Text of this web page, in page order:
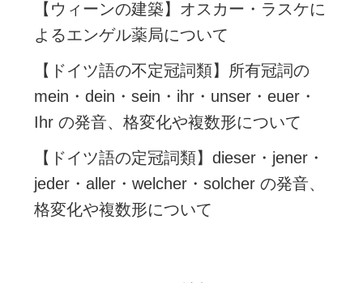
【ウィーンの建築】オスカー・ラスケに
よるエンゲル薬局について
【ドイツ語の不定冠詞類】所有冠詞の
mein・dein・sein・ihr・unser・euer・
Ihr の発音、格変化や複数形について
【ドイツ語の定冠詞類】dieser・jener・
jeder・aller・welcher・solcher の発音、
格変化や複数形について